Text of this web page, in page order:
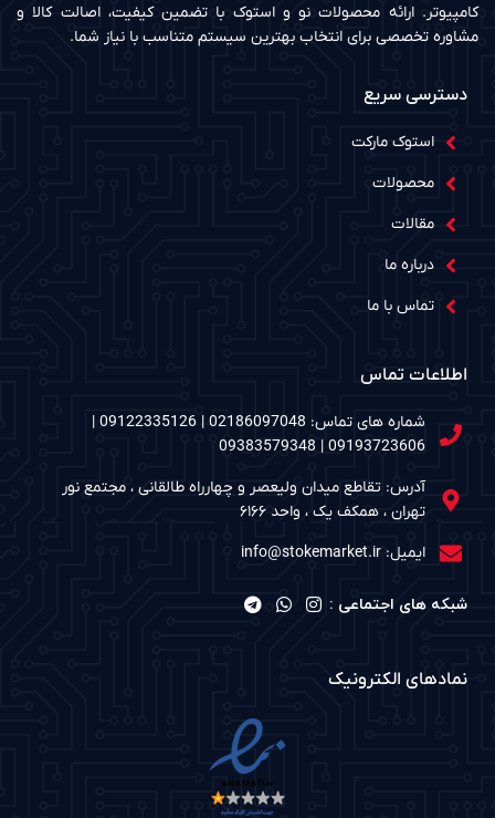
کامپیوتر. ارائه محصولات نو و استوک با تضمین کیفیت، اصالت کالا و
مشاوره تخصصی برای انتخاب بهترین سیستم متناسب با نیاز شما.
دسترسی سریع
استوک مارکت
محصولات
مقالات
درباره ما
تماس با ما
اطلاعات تماس
شماره های تماس: 02186097048 | 09122335126 |
09193723606 | 09383579348
آدرس: تقاطع میدان ولیعصر و چهارراه طالقانی ، مجتمع نور
تهران ، همکف یک ، واحد ۶۱۶۶
ایمیل: info@stokemarket.ir
شبکه های اجتماعی :
نمادهای الکترونیک